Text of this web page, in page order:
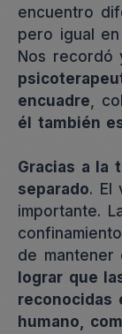
encuentro
pero igual
Nos recordó
encuadre ,
él también
Gracias a la
separado. El
importante.
de mantener
lograr que
reconocidas
humano,